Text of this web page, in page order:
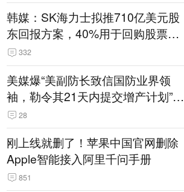
韩媒：SK海力士拟推710亿美元股
东回报方案，40%用于回购股票，
相当于美股发行规模
332
美媒爆“美副防长致信国防业界领
袖，勒令其21天内提交增产计划”，
五角大楼回应
28
刚上线就删了！苹果中国官网删除
Apple智能接入阿里千问手册
851